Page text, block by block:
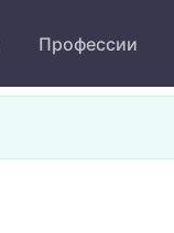
Профессии